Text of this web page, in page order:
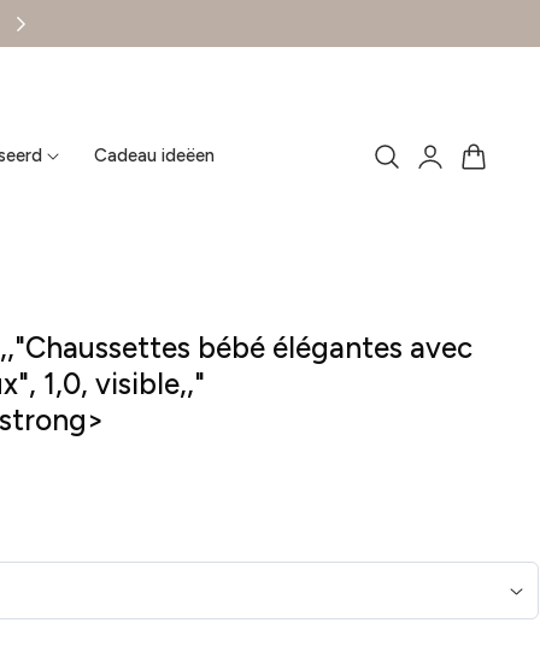
Cadeau ideëen
Se
connecter
Panier
bébé élégantes avec
1,0, visible,,"